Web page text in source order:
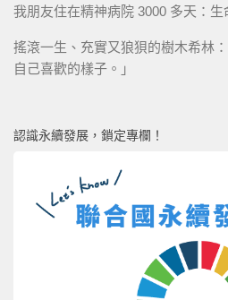
我朋友住在精神病院 3000 多天：
搖滾一生、充實又狼狽的樹木希林
自己喜歡的樣子。」
認識永續發展，鎖定專欄！